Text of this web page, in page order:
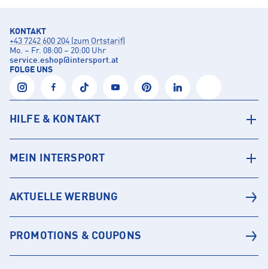
KONTAKT
+43 7242 600 204 (zum Ortstarif)
Mo. – Fr. 08:00 – 20:00 Uhr
service.eshop@intersport.at
FOLGE UNS
HILFE & KONTAKT
MEIN INTERSPORT
AKTUELLE WERBUNG
PROMOTIONS & COUPONS